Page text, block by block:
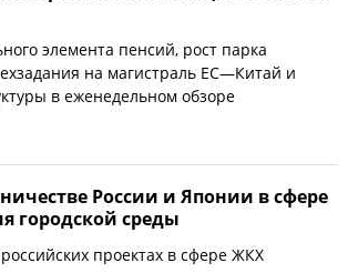
элемента пенсий, рост парка
на магистраль ЕС—Китай и
в еженедельном обзоре
России и Японии в сфере
городской среды
проектах в сфере ЖКХ